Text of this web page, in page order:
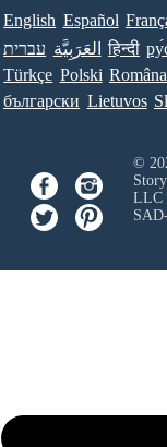
English Español
עברית العَرَبِيَّة हिन्दी
Türkçe Polski Româna
български Lietuvos
©
LLC